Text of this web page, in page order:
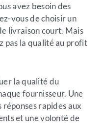
avez besoin des
vous de choisir un
livraison court. Mais
pas la qualité au profit
la qualité du
fournisseur. Une
rapides aux
et une volonté de